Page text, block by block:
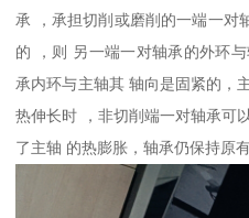
承 ，承担切削或磨削的一端一对
的 ，则 另一端一对轴承的外环
承内环与主轴其 轴向是固紧的，
热伸长时 ，非切削端一对轴承可
了主轴 的热膨胀，轴承仍保持原